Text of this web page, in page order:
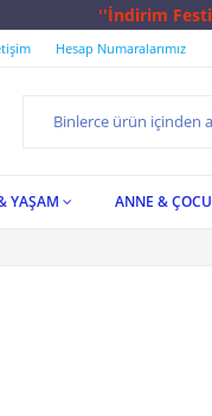
Hesap Numaralarımız
YAŞAM ANNE &